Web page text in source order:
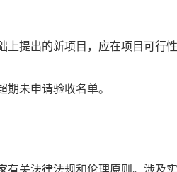
提出的新项目，应在项目可行
未申请验收名单。